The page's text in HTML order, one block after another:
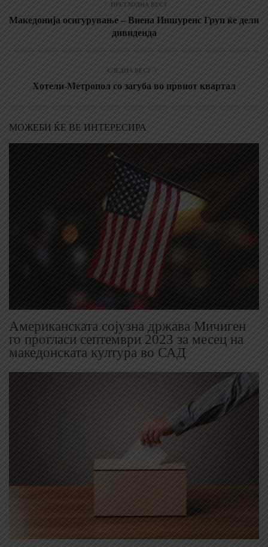
ПРЕТХОДНА ВЕСТ
Македонија осигурување – Виена Иншуренс Груп ќе дели
дивиденда
СЛЕДНА ВЕСТ
Хотели-Метропол со загуба во првиот квартал
МОЖЕБИ ЌЕ ВЕ ИНТЕРЕСИРА
Американската сојузна држава Мичиген
го прогласи септември 2023 за месец на
македонската култура во САД